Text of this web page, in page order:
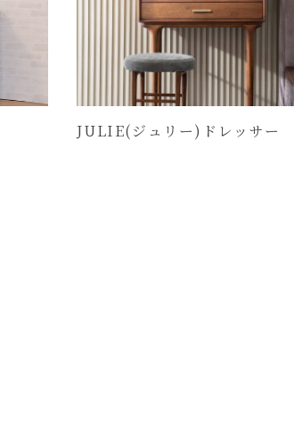
JULIE(ジュリー)ドレッサー